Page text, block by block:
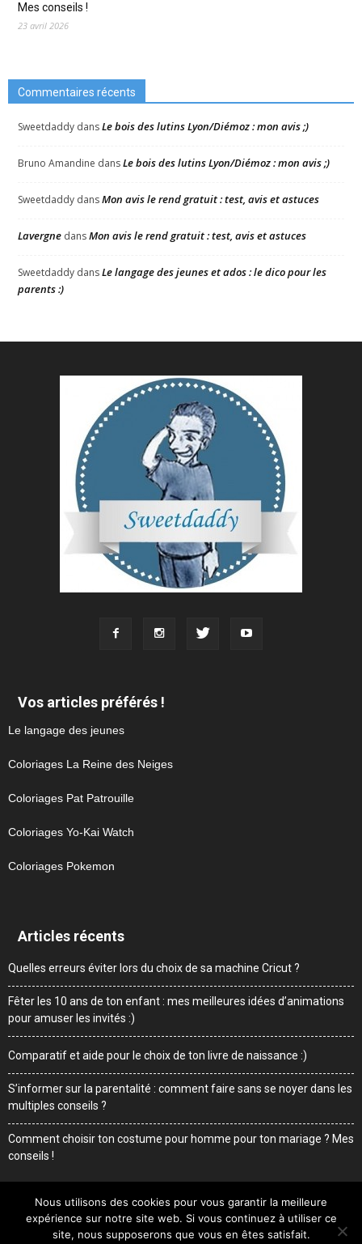
Mes conseils !
23 avril 2026
Commentaires récents
Sweetdaddy dansLe bois des lutins Lyon/Diémoz : mon avis ;)
Bruno Amandine dansLe bois des lutins Lyon/Diémoz : mon avis ;)
Sweetdaddy dansMon avis le rend gratuit : test, avis et astuces
Lavergne dansMon avis le rend gratuit : test, avis et astuces
Sweetdaddy dansLe langage des jeunes et ados : le dico pour les
parents :)
Vos articles préférés !
Le langage des jeunes
Coloriages La Reine des Neiges
Coloriages Pat Patrouille
Coloriages Yo-Kai Watch
Coloriages Pokemon
Articles récents
Quelles erreurs éviter lors du choix de sa machine Cricut ?
Fêter les 10 ans de ton enfant : mes meilleures idées d’animations
pour amuser les invités :)
Comparatif et aide pour le choix de ton livre de naissance :)
S’informer sur la parentalité : comment faire sans se noyer dans les
multiples conseils ?
Comment choisir ton costume pour homme pour ton mariage ? Mes
conseils !
Me contacter Mentions légales Qui suis-je
Nous utilisons des cookies pour vous garantir la meilleure
expérience sur notre site web. Si vous continuez à utiliser ce
site, nous supposerons que vous en êtes satisfait.